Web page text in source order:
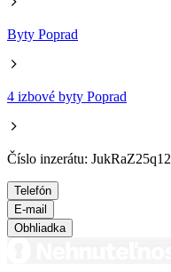
Byty Poprad
4 izbové byty Poprad
Číslo inzerátu: JukRaZ25q12
Telefón
E-mail
Obhliadka